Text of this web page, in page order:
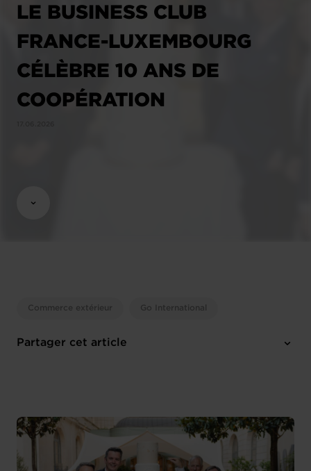
LE BUSINESS CLUB
FRANCE-LUXEMBOURG
CÉLÈBRE 10 ANS DE
COOPÉRATION
Commerce extérieur Go International
Partager cet article